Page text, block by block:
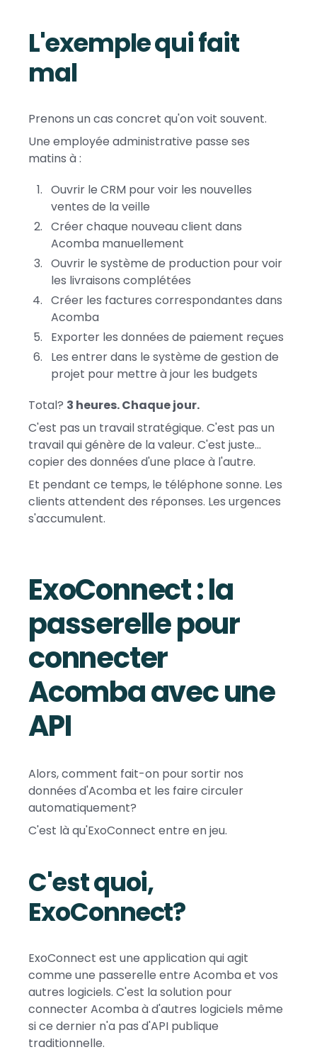
L'exemple qui fait
mal
Prenons un cas concret qu'on voit souvent.
Une employée administrative passe ses
matins à :
Ouvrir le CRM pour voir les nouvelles
ventes de la veille
Créer chaque nouveau client dans
Acomba manuellement
Ouvrir le système de production pour voir
les livraisons complétées
Créer les factures correspondantes dans
Acomba
Exporter les données de paiement reçues
Les entrer dans le système de gestion de
projet pour mettre à jour les budgets
Total? 3 heures. Chaque jour.
C'est pas un travail stratégique. C'est pas un
travail qui génère de la valeur. C'est juste...
copier des données d'une place à l'autre.
Et pendant ce temps, le téléphone sonne. Les
clients attendent des réponses. Les urgences
s'accumulent.
ExoConnect : la
passerelle pour
connecter
Acomba avec une
API
Alors, comment fait-on pour sortir nos
données d'Acomba et les faire circuler
automatiquement?
C'est là qu'ExoConnect entre en jeu.
C'est quoi,
ExoConnect?
ExoConnect est une application qui agit
comme une passerelle entre Acomba et vos
autres logiciels. C'est la solution pour
connecter Acomba à d'autres logiciels même
si ce dernier n'a pas d'API publique
traditionnelle.